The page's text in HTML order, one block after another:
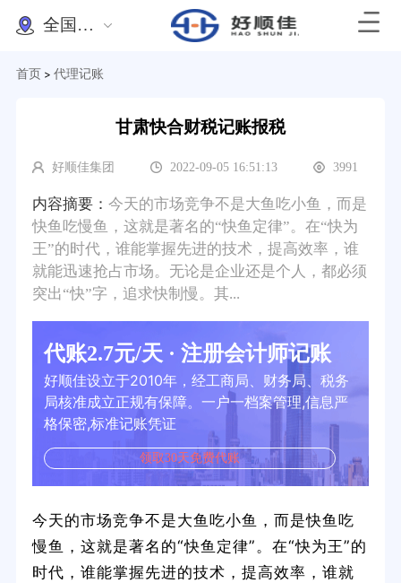
全国办理
首页 > 代理记账
甘肃快合财税记账报税
好顺佳集团 2022-09-05 16:51:13 3991
内容摘要： 今天的市场竞争不是大鱼吃小鱼，而是
快鱼吃慢鱼，这就是著名的“快鱼定律”。在“快为
王”的时代，谁能掌握先进的技术，提高效率，谁
就能迅速抢占市场。无论是企业还是个人，都必须
突出“快”字，追求快制慢。其...
代账2.7元/天 · 注册会计师记账
好顺佳设立于2010年，经工商局、财务局、税务
局核准成立正规有保障。一户一档案管理,信息严
格保密,标准记账凭证
领取30天免费代账
今天的市场竞争不是大鱼吃小鱼，而是快鱼吃
慢鱼，这就是著名的“快鱼定律”。在“快为王”的
时代，谁能掌握先进的技术，提高效率，谁就